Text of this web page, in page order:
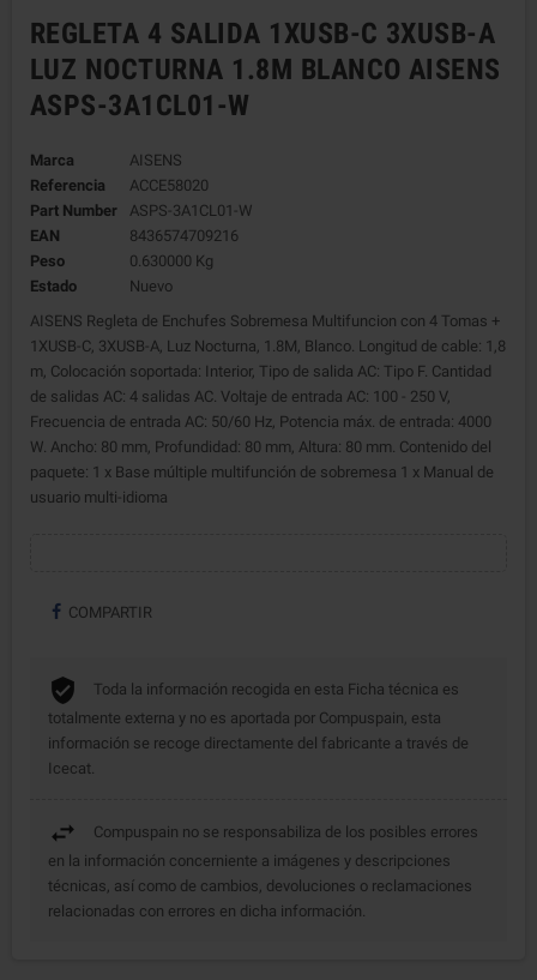
REGLETA 4 SALIDA 1XUSB-C 3XUSB-A
LUZ NOCTURNA 1.8M BLANCO AISENS
ASPS-3A1CL01-W
Marca
AISENS
Referencia
ACCE58020
Part Number
ASPS-3A1CL01-W
EAN
8436574709216
Peso
0.630000 Kg
Estado
Nuevo
AISENS Regleta de Enchufes Sobremesa Multifuncion con 4 Tomas +
1XUSB-C, 3XUSB-A, Luz Nocturna, 1.8M, Blanco. Longitud de cable: 1,8
m, Colocación soportada: Interior, Tipo de salida AC: Tipo F. Cantidad
de salidas AC: 4 salidas AC. Voltaje de entrada AC: 100 - 250 V,
Frecuencia de entrada AC: 50/60 Hz, Potencia máx. de entrada: 4000
W. Ancho: 80 mm, Profundidad: 80 mm, Altura: 80 mm. Contenido del
paquete: 1 x Base múltiple multifunción de sobremesa 1 x Manual de
usuario multi-idioma
COMPARTIR
Toda la información recogida en esta Ficha técnica es
totalmente externa y no es aportada por Compuspain, esta
información se recoge directamente del fabricante a través de
Icecat.
Compuspain no se responsabiliza de los posibles errores
en la información concerniente a imágenes y descripciones
técnicas, así como de cambios, devoluciones o reclamaciones
relacionadas con errores en dicha información.